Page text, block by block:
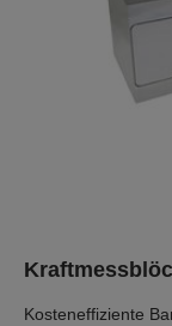
Kosteneffiziente